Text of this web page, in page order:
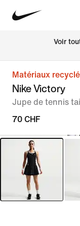
Voir
Matériaux
Nike Victory
Jupe de tennis
70 CHF